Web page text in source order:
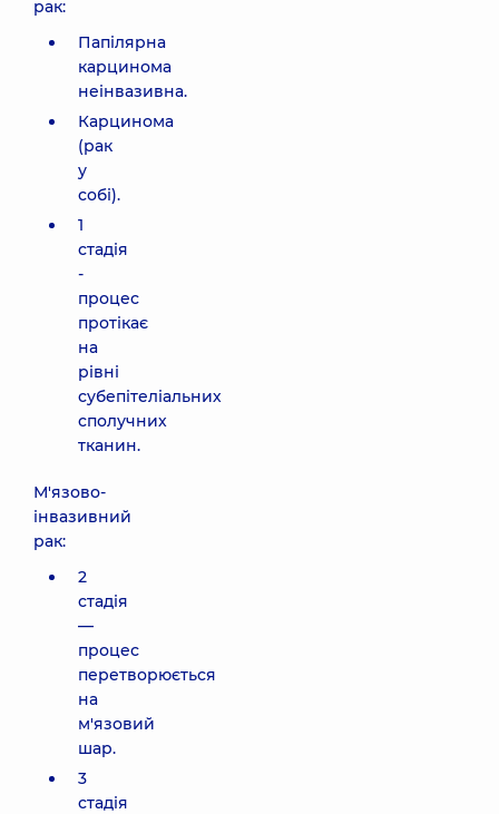
рак:
Папілярна
карцинома
неінвазивна.
Карцинома
(рак
у
собі).
1
стадія
-
процес
протікає
на
рівні
субепітеліальних
сполучних
тканин.
М'язово-
інвазивний
рак:
2
стадія
—
процес
перетворюється
на
м'язовий
шар.
3
стадія